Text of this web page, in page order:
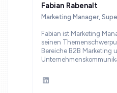
Fabian Rabenalt
Marketing Manager,
Fabian ist Marketing
seinen
Bereiche B2B Marketing